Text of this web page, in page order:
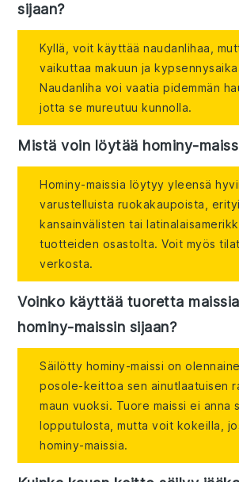
sijaan?
Kyllä, voit käyttää naudanlihaa,
vaikuttaa makuun ja
Naudanliha voi vaatia pidemmän
jotta se mureutuu kunnolla.
Mistä voin löytää hominy-
Hominy-maissia löytyy yleensä
varustelluista ruokakaupoista,
kansainvälisten tai
tuotteiden osastolta. Voit myös
verkosta.
Voinko käyttää tuoretta
hominy-maissin sijaan?
Säilötty hominy-maissi on
posole-keittoa sen ainutlaatuisen
maun vuoksi. Tuore maissi ei anna
lopputulosta, mutta voit kokeilla,
hominy-maissia.